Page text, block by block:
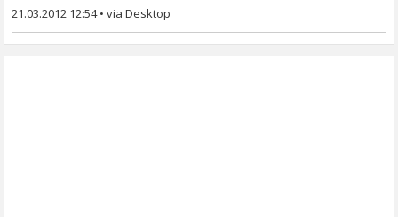
21.03.2012 12:54•